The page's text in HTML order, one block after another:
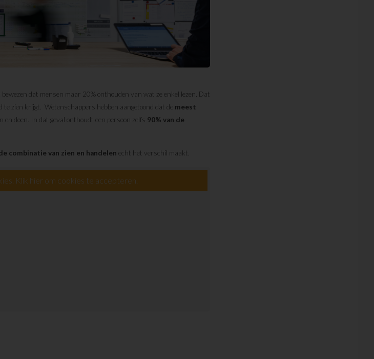
dat mensen maar 20% onthouden van wat ze enkel lezen. Dat
te zien krijgt. Wetenschappers hebben aangetoond dat de meest
en doen. In dat geval onthoudt een persoon zelfs 90% van de
combinatie van zien en handelen echt het verschil maakt.
Klik hier om cookies te accepteren.